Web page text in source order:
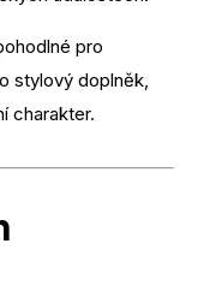
pro
stylový doplněk,
charakter.